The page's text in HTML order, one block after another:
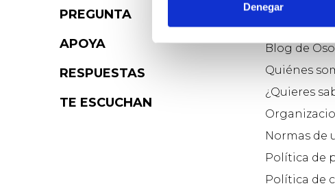
Denegar
PREGUNTA
APOYA
RESPUESTAS
TE ESCUCHAN
Osoigo
Blog de
Quiénes
¿Quieres
Normas de
Política de
Política de